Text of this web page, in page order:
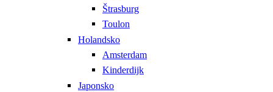
Štrasburg
Toulon
Holandsko
Amsterdam
Kinderdijk
Japonsko